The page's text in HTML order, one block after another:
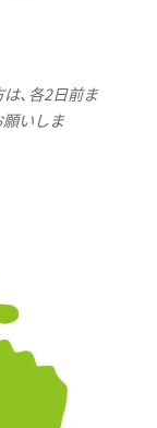
、各2日前ま
願いしま